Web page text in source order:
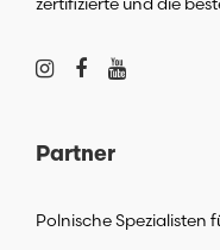
Partner
Polnische Spezialisten